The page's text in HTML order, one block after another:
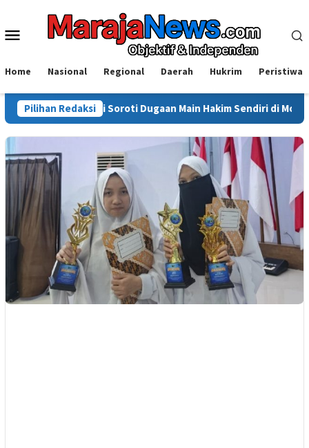
konten
Menu
Home Nasional Regional Daerah Hukrim Peristiwa
Pilihan Redaksi
Sinjai Soroti Dugaan Main Hakim Sendiri di Morowali: Hukum